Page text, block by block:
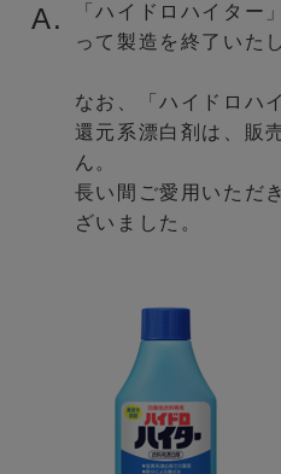
A.
「ハイドロハイター
って製造を終了いた
なお、「ハイドロハ
還元系漂白剤は、販
ん。
長い間ご愛用いただ
ざいました。